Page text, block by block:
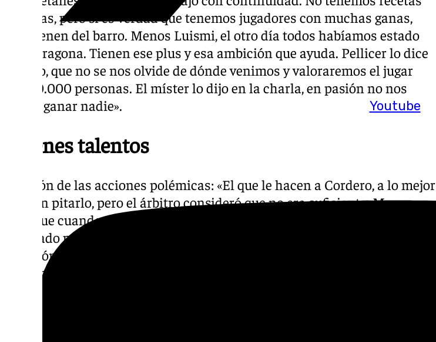
Youtube
mágicas, pero sí es verdad que tenemos jugadores con muchas ganas,
que vienen del barro. Menos Luismi, el otro día todos habíamos estado
en Tarragona. Tienen ese plus y esa ambición que ayuda. Pellicer lo dice
mucho, que no se nos olvide de dónde venimos y valoraremos el jugar
con 30.000 personas. El míster lo dijo en la charla, en pasión no nos
puede ganar nadie».
Jóvenes talentos
Opinión de las acciones polémicas: «El que le hacen a Cordero, a lo mejor
pueden pitarlo, pero el árbitro consideró que no era suficiente. Me parece
bien que cuando vaya al VAR no siempre se corrija lo que ya había
arbitrado previamente. Si hay una falta previa, no lo hay. Ese pequeño
empujón, si es en el centro del campo, no te pita falta, pero en el área es
diferente. No pasa nada, nosotros debemos estar por encima de estas